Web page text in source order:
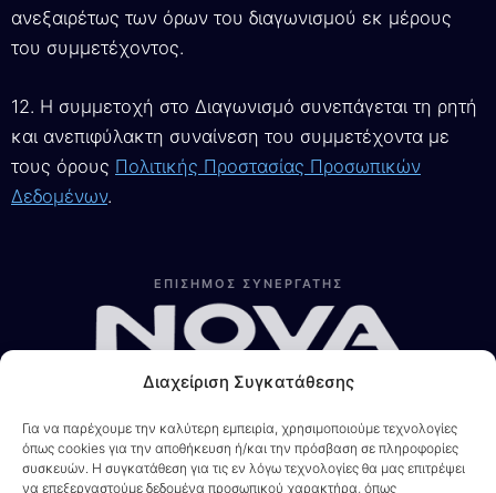
Διαχείριση Συγκατάθεσης
Για να παρέχουμε την καλύτερη εμπειρία, χρησιμοποιούμε τεχνολογίες
όπως cookies για την αποθήκευση ή/και την πρόσβαση σε πληροφορίες
συσκευών. Η συγκατάθεση για τις εν λόγω τεχνολογίες θα μας επιτρέψει
να επεξεργαστούμε δεδομένα προσωπικού χαρακτήρα, όπως
ανεξαιρέτως των όρων του διαγωνισμού εκ μέρους
του συμμετέχοντος.
12. Η συμμετοχή στο Διαγωνισμό συνεπάγεται τη ρητή
και ανεπιφύλακτη συναίνεση του συμμετέχοντα με
τους όρους Πολιτικής Προστασίας Προσωπικών
Δεδομένων.
ΕΠΙΣΗΜΟΣ ΣΥΝΕΡΓΑΤΗΣ